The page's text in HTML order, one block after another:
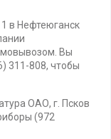
в Нефтеюганск
Вы
311-808, чтобы
ОАО, г. Псков
(972